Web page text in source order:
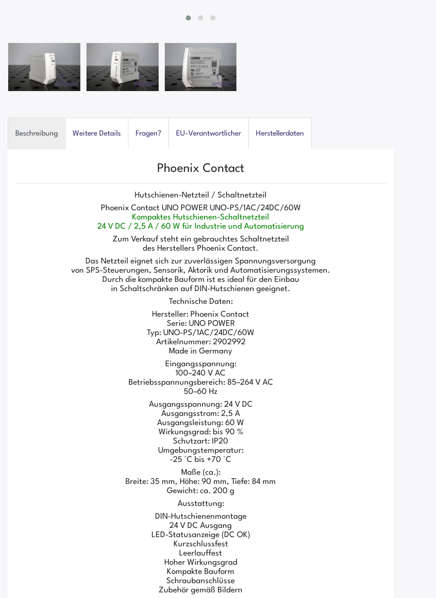
Beschreibung Weitere Details Fragen? EU-Verantwortlicher Herstellerdaten
Phoenix Contact
Hutschienen-Netzteil / Schaltnetzteil
Phoenix Contact UNO POWER UNO-PS/1AC/24DC/60W
Kompaktes Hutschienen-Schaltnetzteil
24 V DC / 2,5 A / 60 W für Industrie und Automatisierung
Zum Verkauf steht ein gebrauchtes Schaltnetzteil
des Herstellers Phoenix Contact.
Das Netzteil eignet sich zur zuverlässigen Spannungsversorgung
von SPS-Steuerungen, Sensorik, Aktorik und Automatisierungssystemen.
Durch die kompakte Bauform ist es ideal für den Einbau
in Schaltschränken auf DIN-Hutschienen geeignet.
Technische Daten:
Hersteller: Phoenix Contact
Serie: UNO POWER
Typ: UNO-PS/1AC/24DC/60W
Artikelnummer: 2902992
Made in Germany
Eingangsspannung:
100–240 V AC
Betriebsspannungsbereich: 85–264 V AC
50–60 Hz
Ausgangsspannung: 24 V DC
Ausgangsstrom: 2,5 A
Ausgangsleistung: 60 W
Wirkungsgrad: bis 90 %
Schutzart: IP20
Umgebungstemperatur:
-25 °C bis +70 °C
Maße (ca.):
Breite: 35 mm, Höhe: 90 mm, Tiefe: 84 mm
Gewicht: ca. 200 g
Ausstattung:
DIN-Hutschienenmontage
24 V DC Ausgang
LED-Statusanzeige (DC OK)
Kurzschlussfest
Leerlauffest
Hoher Wirkungsgrad
Kompakte Bauform
Schraubanschlüsse
Zubehör gemäß Bildern